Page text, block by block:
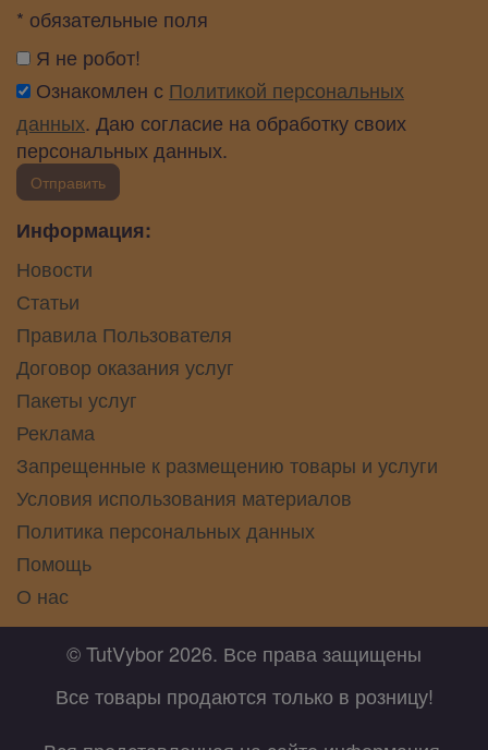
* обязательные поля
Я не робот!
Ознакомлен с Политикой персональных
данных. Даю согласие на обработку своих
персональных данных.
Отправить
Информация:
Новости
Статьи
Правила Пользователя
Договор оказания услуг
Пакеты услуг
Реклама
Запрещенные к размещению товары и услуги
Условия использования материалов
Политика персональных данных
Помощь
О нас
© TutVybor 2026. Все права защищены
Все товары продаются только в розницу!